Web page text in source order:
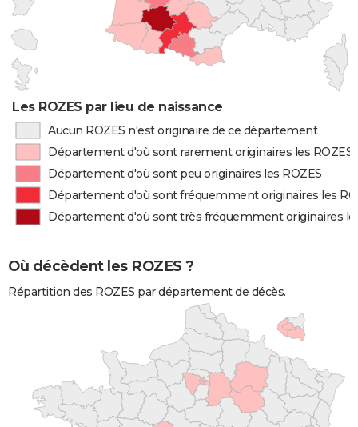
Les ROZES par lieu de naissance
Aucun ROZES n'est originaire de ce département
Département d'où sont rarement originaires les ROZES
Département d'où sont peu originaires les ROZES
Département d'où sont fréquemment originaires les
Département d'où sont très fréquemment originaires
Où décèdent les ROZES ?
Répartition des ROZES par département de décès.